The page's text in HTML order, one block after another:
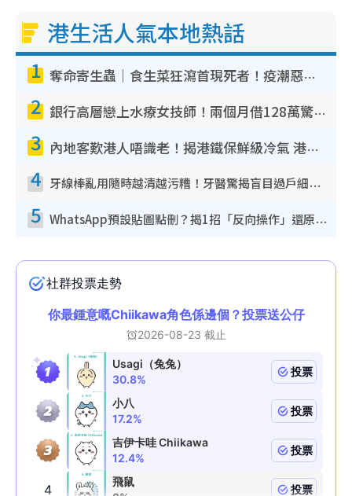
港生活人氣本地熱話
1 奪命寄生蟲｜食生菜狂瀉首現死者！疫潮惡化錄1.8萬宗病例 揭洗菜3大謬誤
2 銀行高層戀上水療女技師！兩個月借128萬驚覺「沉船」沉落火海 揭背後疑似邪教操控賣淫
3 內地客歎港人唔識老！揭港鐵保鮮級冷氣 港人求放過：咪投訴
4 牙線棒亂用隨時越清越污糟！牙醫驚揭盲目過戶細菌恐致蛀牙：呢種先係日常真保養
5 WhatsApp預設貼圖點刪？揭1招「反向操作」還原簡潔介面 附3步實測教學